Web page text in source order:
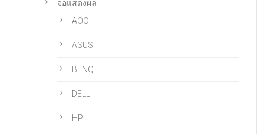
จอแสดงผล
AOC
ASUS
BENQ
DELL
HP